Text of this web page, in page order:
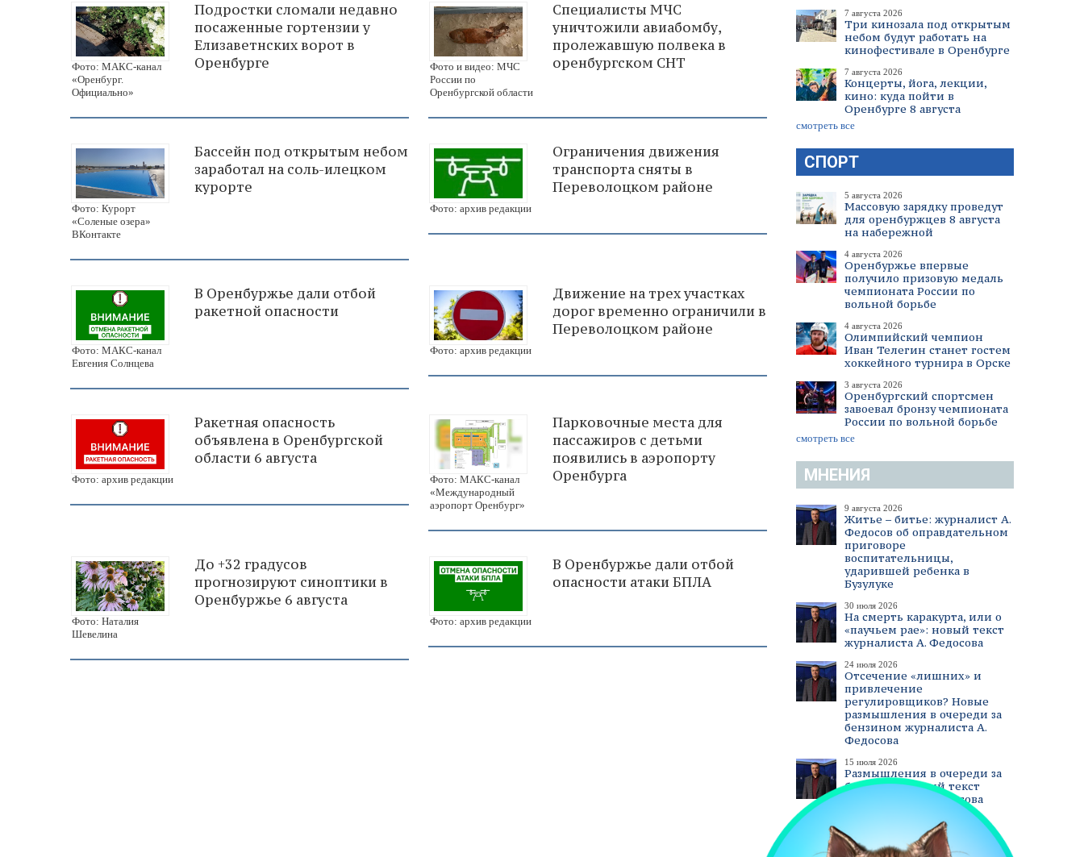
7 августа 2026
Три кинозала под открытым
небом будут работать на
кинофестивале в Оренбурге
7 августа 2026
Концерты, йога, лекции,
кино: куда пойти в
Оренбурге 8 августа
смотреть все
СПОРТ
5 августа 2026
Массовую зарядку проведут
для оренбуржцев 8 августа
на набережной
4 августа 2026
Оренбуржье впервые
получило призовую медаль
чемпионата России по
вольной борьбе
4 августа 2026
Олимпийский чемпион
Иван Телегин станет гостем
хоккейного турнира в Орске
3 августа 2026
Оренбургский спортсмен
завоевал бронзу чемпионата
России по вольной борьбе
смотреть все
МНЕНИЯ
9 августа 2026
Житье – битье: журналист А.
Федосов об оправдательном
приговоре
воспитательницы,
ударившей ребенка в
Бузулуке
30 июля 2026
На смерть каракурта, или о
«паучьем рае»: новый текст
журналиста А. Федосова
24 июля 2026
Отсечение «лишних» и
привлечение
регулировщиков? Новые
размышления в очереди за
бензином журналиста А.
Федосова
15 июля 2026
Размышления в очереди за
бензином. Новый текст
журналиста А. Федосова
смотреть все
Фото: МАКС-канал
«Оренбург.
Официально»
Подростки сломали недавно
посаженные гортензии у
Елизаветнских ворот в
Оренбурге
Фото и видео: МЧС
России по
Оренбургской области
Специалисты МЧС
уничтожили авиабомбу,
пролежавшую полвека в
оренбургском СНТ
Фото: Курорт
«Соленые озера»
ВКонтакте
Бассейн под открытым небом
заработал на соль-илецком
курорте
Фото: архив редакции
Ограничения движения
транспорта сняты в
Переволоцком районе
Фото: МАКС-канал
Евгения Солнцева
В Оренбуржье дали отбой
ракетной опасности
Фото: архив редакции
Движение на трех участках
дорог временно ограничили в
Переволоцком районе
Фото: архив редакции
Ракетная опасность
объявлена в Оренбургской
области 6 августа
Фото: МАКС-канал
«Международный
аэропорт Оренбург»
Парковочные места для
пассажиров с детьми
появились в аэропорту
Оренбурга
Фото: Наталия
Шевелина
До +32 градусов
прогнозируют синоптики в
Оренбуржье 6 августа
Фото: архив редакции
В Оренбуржье дали отбой
опасности атаки БПЛА